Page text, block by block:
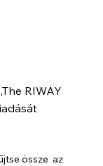
RIWAY
össze az